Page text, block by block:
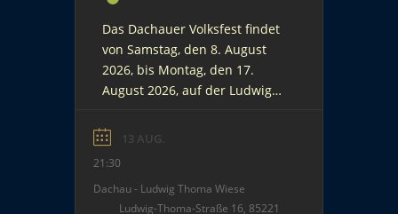
Das Dachauer Volksfest findet
von Samstag, den 8. August
2026, bis Montag, den 17.
August 2026, auf der Ludwig
Dies ist eine typische Kirmes
mit Bierzeltcharakter. Am
Donnerstag, den 13. August
2026, wird nach Einbruch der
13 AUG.
21:30
Dachau - Ludwig Thoma Wiese
Ludwig-Thoma-Straße 16, 85221